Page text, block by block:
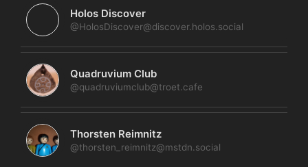
Holos Discover
@HolosDiscover@discover.holos.social
Quadruvium Club
@quadruviumclub@troet.cafe
Thorsten Reimnitz
@thorsten_reimnitz@mstdn.social